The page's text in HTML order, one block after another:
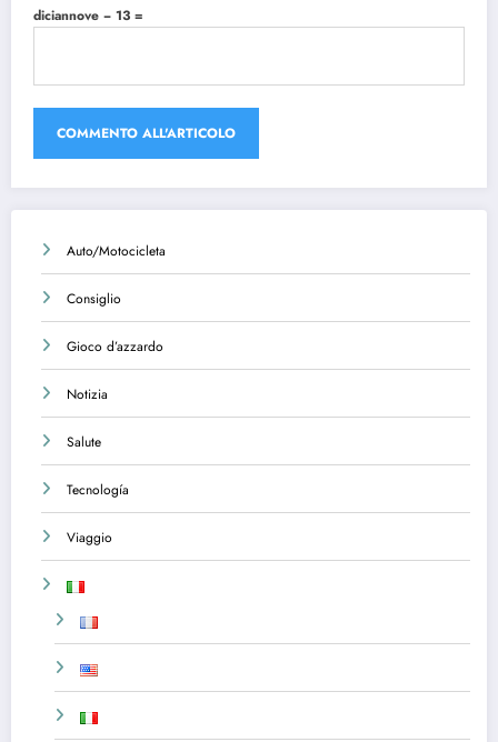
diciannove − 13 =
Auto/Motocicleta
Consiglio
Gioco d’azzardo
Notizia
Salute
Tecnología
Viaggio